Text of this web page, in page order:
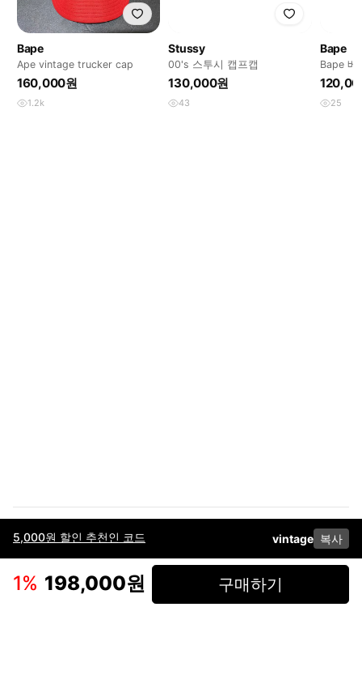
5,000원 할인 추천인 코드 vintage 복사
1% 198,000원 구매하기
Bape
Ape vintage trucker cap
160,000원
1.2k
Stussy
00's 스투시 캡프캡
130,000원
43
Bape
Bape 베
캡 모자
25
이용약관고객센터판매개인정보 처리방침사업자 정보다운로드
인스타그램
페이스북